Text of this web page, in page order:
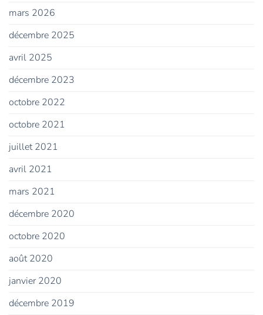
mars 2026
décembre 2025
avril 2025
décembre 2023
octobre 2022
octobre 2021
juillet 2021
avril 2021
mars 2021
décembre 2020
octobre 2020
août 2020
janvier 2020
décembre 2019